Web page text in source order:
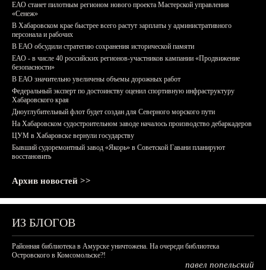
ЕАО станет пилотным регионом нового проекта Мастерской управления
«Сенеж»
В Хабаровском крае быстрее всего растут зарплаты у административного
персонала и рабочих
В ЕАО обсудили стратегию сохранения исторической памяти
ЕАО - в числе 40 российских регионов-участников кампании «Продвижение
безопасности»
В ЕАО значительно увеличены объемы дорожных работ
Федеральный эксперт по достоинству оценил спортивную инфраструктуру
Хабаровского края
Дноуглубительный флот будет создан для Северного морского пути
На Хабаровском судостроительном заводе началось производство дебаркадеров
ЦУМ в Хабаровске вернули государству
Бывший судоремонтный завод «Якорь» в Советской Гавани планируют
восстановить
Архив новостей >>
ИЗ БЛОГОВ
Районная библиотека в Амурске уничтожена. На очереди библиотека
Островского в Комсомольске?!
павел попельский